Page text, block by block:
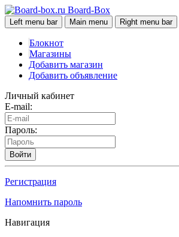
Board-Box
Left menu bar Main menu Right menu bar
Блокнот
Магазины
Добавить магазин
Добавить объявление
Личный кабинет
E-mail:
Пароль:
Войти
Регистрация
Напомнить пароль
Навигация